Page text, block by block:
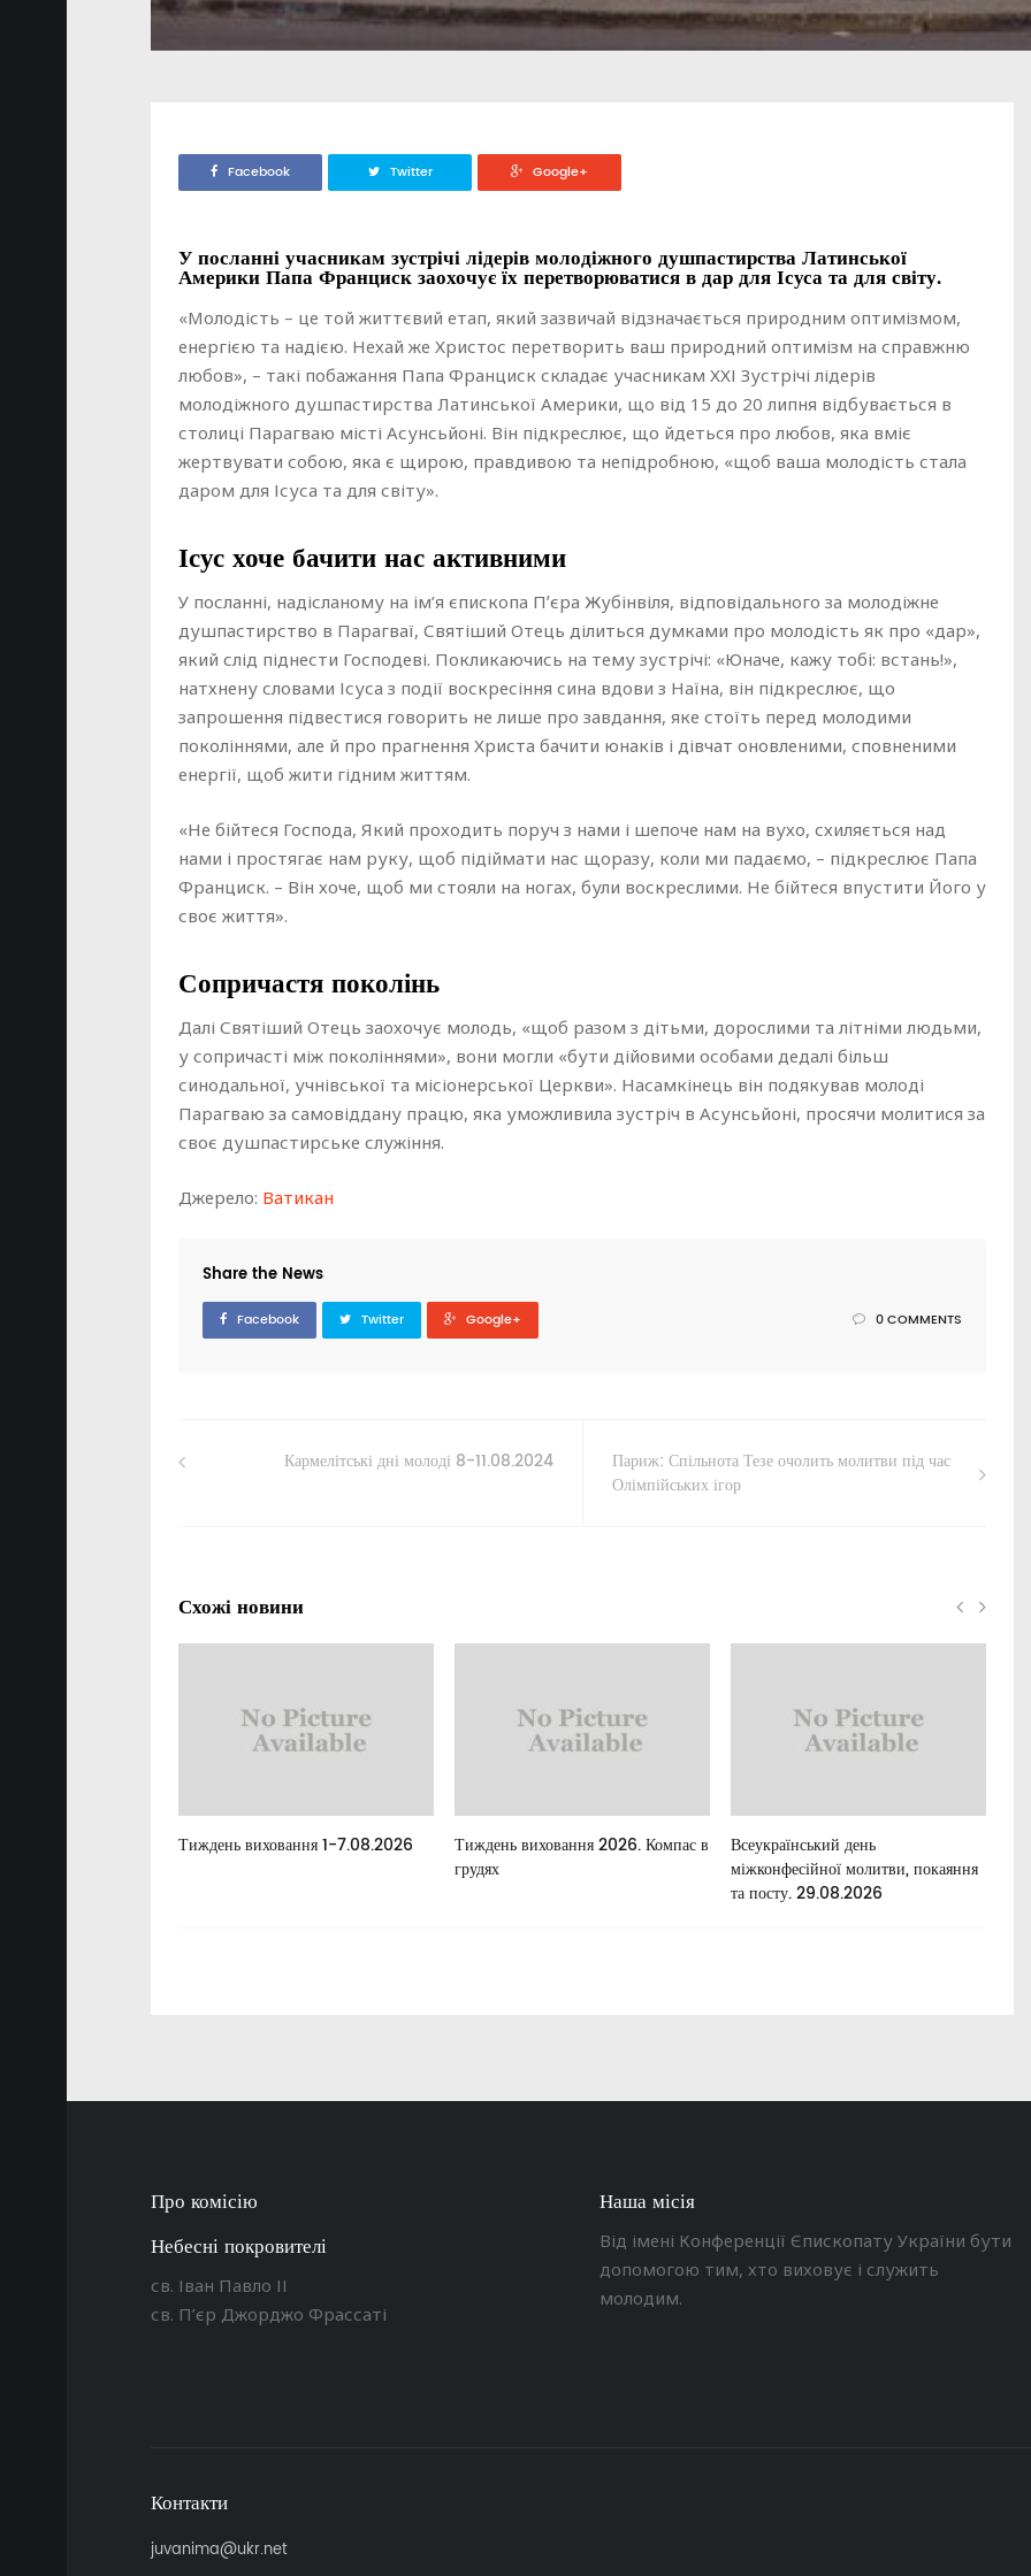
Facebook Twitter Google+
У посланні учасникам зустрічі лідерів молодіжного душпастирства Латинської
Америки Папа Франциск заохочує їх перетворюватися в дар для Ісуса та для світу.
«Молодість – це той життєвий етап, який зазвичай відзначається природним оптимізмом,
енергією та надією. Нехай же Христос перетворить ваш природний оптимізм на справжню
любов», – такі побажання Папа Франциск складає учасникам ХХІ Зустрічі лідерів
молодіжного душпастирства Латинської Америки, що від 15 до 20 липня відбувається в
столиці Парагваю місті Асунсьйоні. Він підкреслює, що йдеться про любов, яка вміє
жертвувати собою, яка є щирою, правдивою та непідробною, «щоб ваша молодість стала
даром для Ісуса та для світу».
Ісус хоче бачити нас активними
У посланні, надісланому на ім’я єпископа Пʼєра Жубінвіля, відповідального за молодіжне
душпастирство в Парагваї, Святіший Отець ділиться думками про молодість як про «дар»,
який слід піднести Господеві. Покликаючись на тему зустрічі: «Юначе, кажу тобі: встань!»,
натхнену словами Ісуса з події воскресіння сина вдови з Наїна, він підкреслює, що
запрошення підвестися говорить не лише про завдання, яке стоїть перед молодими
поколіннями, але й про прагнення Христа бачити юнаків і дівчат оновленими, сповненими
енергії, щоб жити гідним життям.
«Не бійтеся Господа, Який проходить поруч з нами і шепоче нам на вухо, схиляється над
нами і простягає нам руку, щоб підіймати нас щоразу, коли ми падаємо, – підкреслює Папа
Франциск. – Він хоче, щоб ми стояли на ногах, були воскреслими. Не бійтеся впустити Його у
своє життя».
Сопричастя поколінь
Далі Святіший Отець заохочує молодь, «щоб разом з дітьми, дорослими та літніми людьми,
у сопричасті між поколіннями», вони могли «бути дійовими особами дедалі більш
синодальної, учнівської та місіонерської Церкви». Насамкінець він подякував молоді
Парагваю за самовіддану працю, яка уможливила зустріч в Асунсьйоні, просячи молитися за
своє душпастирське служіння.
Джерело: Ватикан
Share the News
Facebook Twitter Google+ 0 COMMENTS
Кармелітські дні молоді 8-11.08.2024
Париж: Спільнота Тезе очолить молитви під час
Олімпійських ігор
Схожі новини
Тиждень виховання 1-7.08.2026
Тиждень виховання 2026. Компас в
грудях
Всеукраїнський день
міжконфесійної молитви, покаяння
та посту. 29.08.2026
Про комісію
Небесні покровителі
св. Іван Павло ІІ
св. П’єр Джорджо Фрассаті
Наша місія
Від імені Конференції Єпископату України бути
допомогою тим, хто виховує і служить
молодим.
Контакти
juvanima@ukr.net